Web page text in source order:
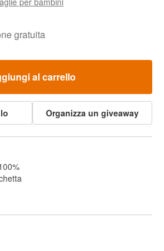
gratuita
al carrello
Organizza un giveaway